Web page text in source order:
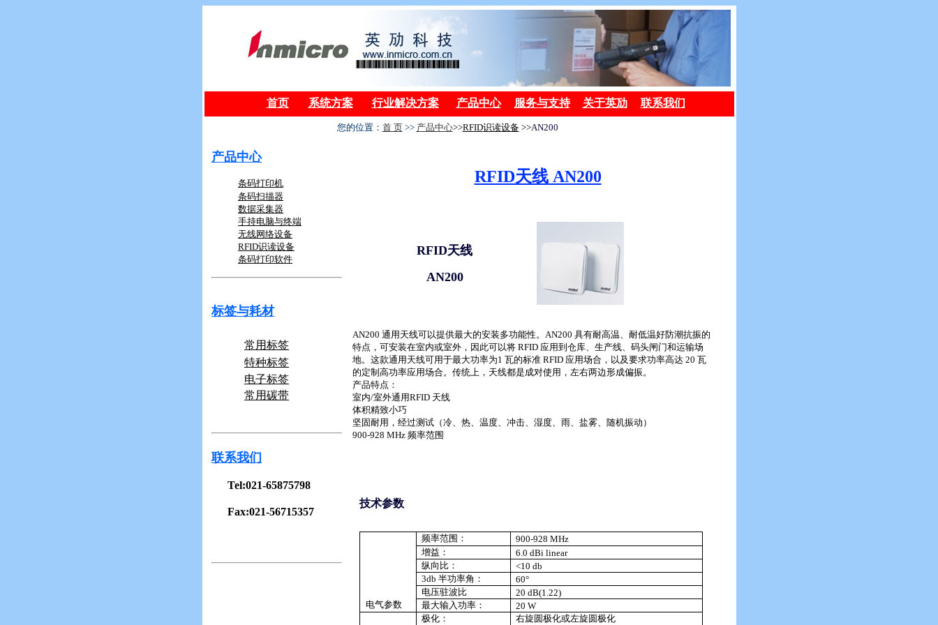
首页 系统方案 行业解决方案 产品中心 服务与支持 关于英劢 联系我们
您的位置： 首 页>> 产品中心>>RFID识读设备 >>AN200
产品中心
条码打印机
条码扫描器
数据采集器
手持电脑与终端
无线网络设备
RFID识读设备
条码打印软件
标签与耗材
常用标签
特种标签
电子标签
常用碳带
联系我们
Tel:021-65875798
Fax:021-56715357
RFID天线AN200
RFID天线
AN200
AN200 通用天线可以提供最大的安装多功能性。AN200 具有耐高温、耐低温好防潮抗振的
特点，可安装在室内或室外，因此可以将 RFID 应用到仓库、生产线、码头闸门和运输场
地。这款通用天线可用于最大功率为1 瓦的标准 RFID 应用场合，以及要求功率高达 20 瓦
的定制高功率应用场合。传统上，天线都是成对使用，左右两边形成偏振。
产品特点：
室内/室外通用RFID 天线
体积精致小巧
坚固耐用，经过测试（冷、热、温度、冲击、湿度、雨、盐雾、随机振动）
900-928 MHz 频率范围
技术参数
电气参数
频率范围：
900-928 MHz
增益：
6.0 dBi linear
纵向比：
<10 db
3db半功率角： 60°
电压驻波比
20 dB(1.22)
最大输入功率：
20 W
极化：
右旋圆极化或左旋圆极化